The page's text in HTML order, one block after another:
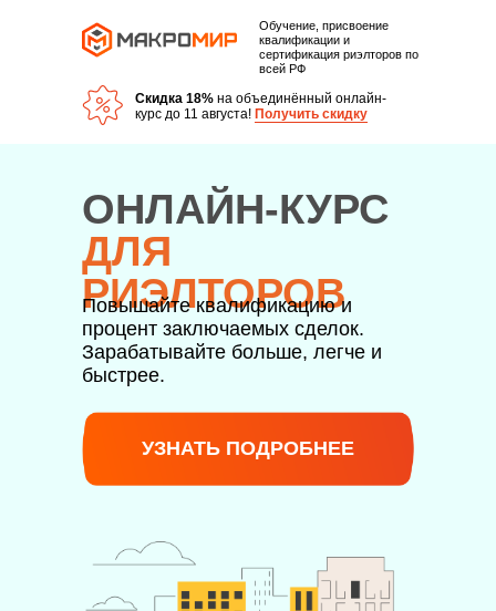
Обучение, присвоение
квалификации и
сертификация риэлторов по
всей РФ
ОНЛАЙН-КУРС
ДЛЯ
РИЭЛТОРОВ
Повышайте квалификацию и
процент заключаемых сделок.
Зарабатывайте больше, легче и
быстрее.
УЗНАТЬ ПОДРОБНЕЕ
Скидка 18% на объединённый онлайн-
курс до 11 августа! Получить скидку